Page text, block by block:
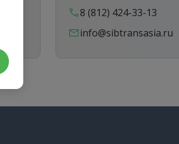
8 (812) 424-33-13
info@sibtransasia.ru